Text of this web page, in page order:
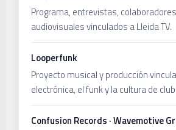
Programa, entrevistas,
audiovisuales vinculados a Lleida TV.
Looperfunk
Proyecto musical y producción
electrónica, el funk y la cultura de club.
Confusion Records · Wavemotive